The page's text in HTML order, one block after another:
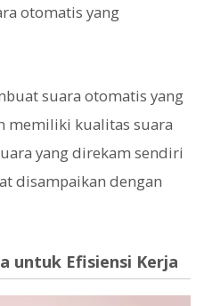
otomatis yang
suara otomatis yang
memiliki kualitas suara
yang direkam sendiri
disampaikan dengan
untuk Efisiensi Kerja